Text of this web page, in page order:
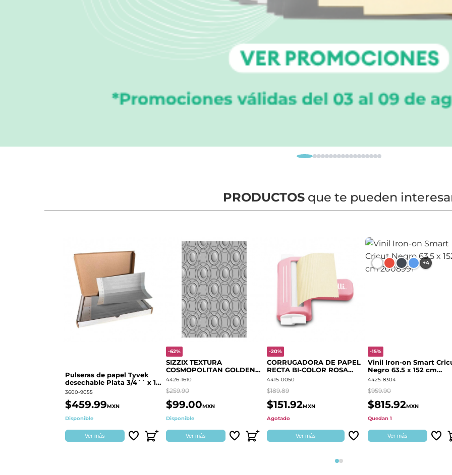
PRODUCTOSque te pueden
Pulseras de papel Tyvek
desechable Plata 3/4´´ x 10
´´
3600-9055
$459.99MXN
Disponible
Ver más
-62%
SIZZIX TEXTURA
COSMOPOLITAN GOLDEN
RINGS S.PARK 666700
4426-1610
$259.90
$99.00MXN
Disponible
Ver más
-20%
CORRUGADORA DE PAPEL
RECTA BI-COLOR ROSA
QUELLI
4415-0050
$189.89
$151.92MXN
Agotado
Ver más
+4
-15%
Vinil Iron-on Smart
Negro 63.5 x 152 cm
2008991
4425-8304
$959.90
$815.92MXN
Quedan 1
Ver más
Página 1
Página 2